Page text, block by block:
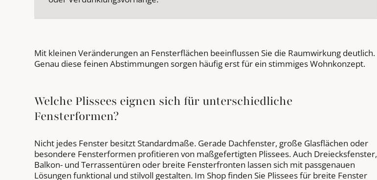
Mit kleinen Veränderungen an Fensterflächen beeinflussen Sie die Raumwirkung deutlich.
Genau diese feinen Abstimmungen sorgen häufig erst für ein stimmiges Wohnkonzept.
Welche Plissees eignen sich für unterschiedliche
Fensterformen?
Nicht jedes Fenster besitzt Standardmaße. Gerade Dachfenster, große Glasflächen oder
besondere Fensterformen profitieren von maßgefertigten Plissees. Auch Dreiecksfenster,
Balkon- und Terrassentüren oder breite Fensterfronten lassen sich mit passgenauen
Lösungen funktional und stilvoll gestalten. Im Shop finden Sie Plissees für breite Fenster